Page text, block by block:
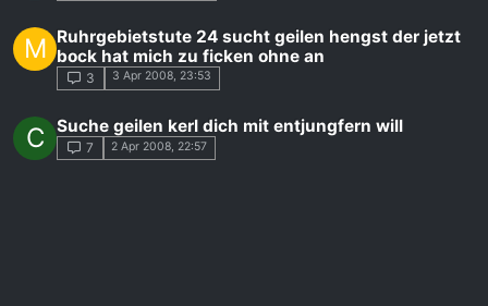
M Ruhrgebietstute 24 sucht geilen hengst der jetzt
bock hat mich zu ficken ohne an
3 3 Apr 2008, 23:53
C Suche geilen kerl dich mit entjungfern will
7 2 Apr 2008, 22:57